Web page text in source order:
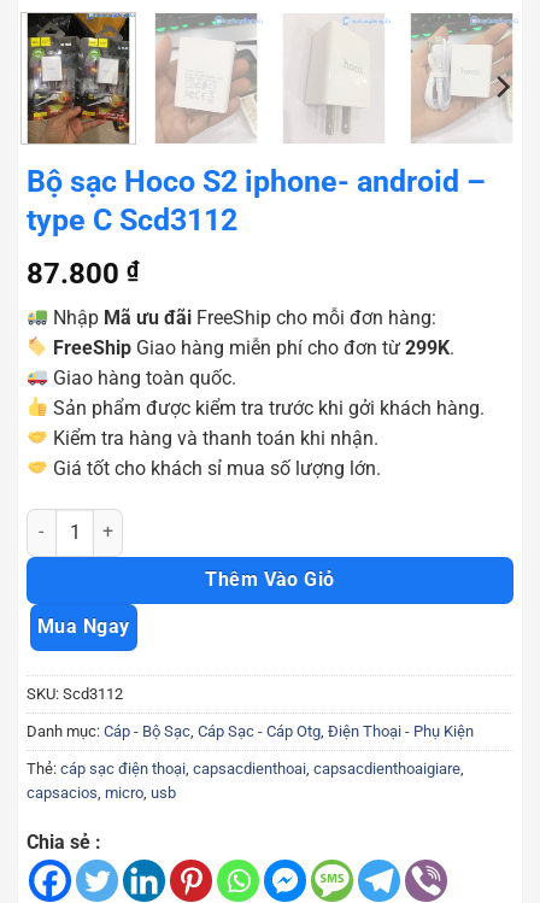
Bộ sạc Hoco S2 iphone- android –
type C Scd3112
87.800 ₫
Nhập Mã ưu đãi FreeShip cho mỗi đơn hàng:
FreeShip Giao hàng miễn phí cho đơn từ299K.
Giao hàng toàn quốc.
Sản phẩm được kiểm tra trước khi gởi khách hàng.
Kiểm tra hàng và thanh toán khi nhận.
Giá tốt cho khách sỉ mua số lượng lớn.
Bộ sạc Hoco S2 iphone- android - type C Scd3112 số lượng
Thêm Vào Giỏ
Mua Ngay
SKU: Scd3112
Danh mục: Cáp - Bộ Sạc, Cáp Sạc - Cáp Otg, Điện Thoại - Phụ Kiện
Thẻ: cáp sạc điện thoại, capsacdienthoai, capsacdienthoaigiare,
capsacios, micro, usb
Chia sẻ :